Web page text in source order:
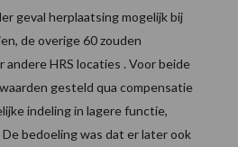
geval herplaatsing mogelijk bij
de overige 60 zouden
HRS locaties . Voor beide
gesteld qua compensatie
indeling in lagere functie,
bedoeling was dat er later ook